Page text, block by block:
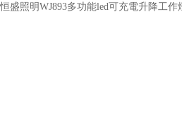
恒盛照明WJ893多功能led可充電升降工作